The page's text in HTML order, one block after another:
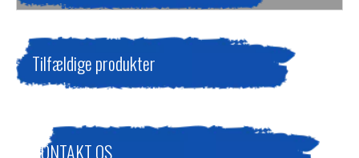
Tilfældige produkter
KONTAKT OS